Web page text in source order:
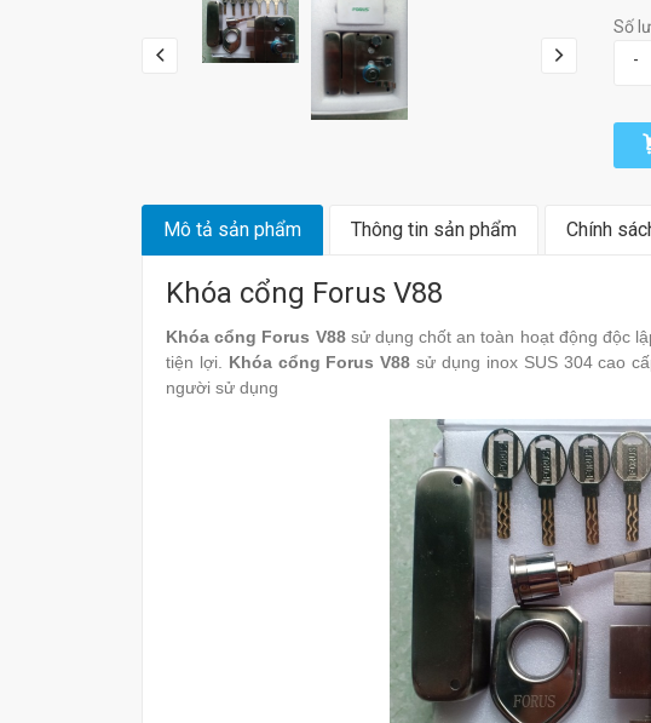
Số
-
Mô tả sản phẩm Thông tin sản phẩm Chính
Khóa cổng Forus V88
Khóa cổng Forus V88sử dụng chốt an toàn hoạt động độc
tiện lợi. Khóa cổng Forus V88 sử dụng inox SUS 304 cao
người sử dụng